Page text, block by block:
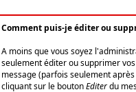
Comment puis-je éditer ou
A moins que vous soyez
seulement éditer ou supprimer
message (parfois seulement
cliquant sur le boutonEditerdu